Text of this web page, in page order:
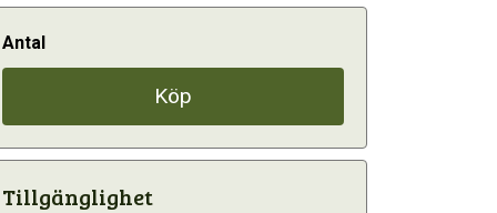
Antal
Köp
Tillgänglighet